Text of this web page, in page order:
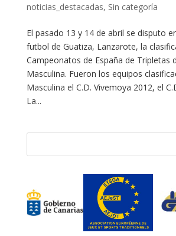
noticias_destacadas, Sin categoría
El pasado 13 y 14 de abril se disputo
futbol de Guatiza, Lanzarote, la
Campeonatos de España de Tripletas
Masculina. Fueron los equipos
Masculina el C.D. Vivemoya 2012, el
La...